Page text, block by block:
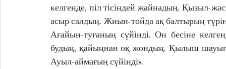
келгенде, піл тісіндей жайнадың. Қызыл-
асыр салдың. Жиын-тойда ақ балтырың
Ағайын-туғаның сүйінді. Он бесіне
будың, қайыңнан оқ жондың. Қылыш
Ауыл-аймағың сүйінді».